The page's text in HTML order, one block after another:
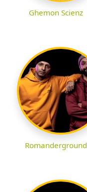
Ghemon Scienz
Romanderground